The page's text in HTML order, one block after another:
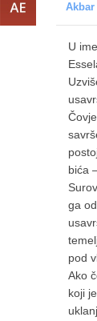
Akbar
U
bića
ga
pod
Ako
koji